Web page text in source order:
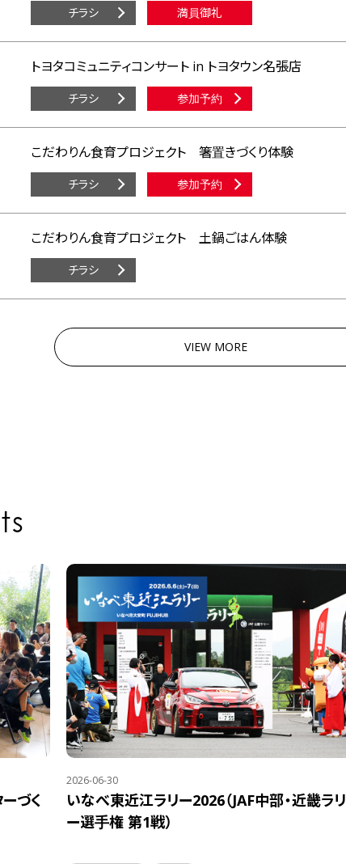
チラシ 満員御礼
トヨタコミュニティコンサート in トヨタウン名張店
チラシ 参加予約
こだわりん食育プロジェクト 箸置きづくり体験
チラシ 参加予約
こだわりん食育プロジェクト 土鍋ごはん体験
チラシ
VIEW MORE
づく
2026-06-30
いなべ東近江ラリー2026（JAF中部・近畿ラリ
ー選手権 第1戦）